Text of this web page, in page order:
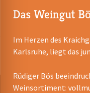
Das Weingut
Im Herzen des
Karlsruhe, liegt das
Rüdiger Bös
Weinsortiment: